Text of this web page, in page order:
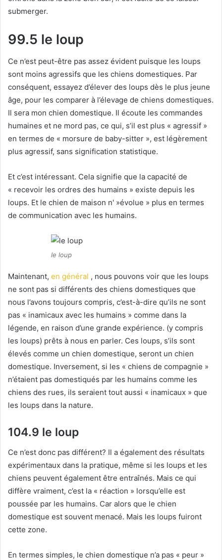
submerger.
99.5 le loup
Ce n’est peut-être pas assez évident puisque les loups
sont moins agressifs que les chiens domestiques. Par
conséquent, essayez d’élever des loups dès le plus jeune
âge, pour les comparer à l’élevage de chiens domestiques.
Il sera mon chien domestique. Il écoute les commandes
humaines et ne mord pas, ce qui, s’il est plus « agressif »
en termes de « morsure de baby-sitter », est légèrement
plus agressif, sans signification statistique.
Et c’est intéressant. Cela signifie que la capacité de
« recevoir les ordres des humains » existe depuis les
loups. Et le chien de maison n' »évolue » plus en termes
de communication avec les humains.
le loup
Maintenant, en général , nous pouvons voir que les loups
ne sont pas si différents des chiens domestiques que
nous l’avons toujours compris, c’est-à-dire qu’ils ne sont
pas « inamicaux avec les humains » comme dans la
légende, en raison d’une grande expérience. (y compris
les loups) prêts à nous en parler. Ces loups, s’ils sont
élevés comme un chien domestique, seront un chien
domestique. Inversement, si les « chiens de compagnie »
n’étaient pas domestiqués par les humains comme les
chiens des rues, ils seraient tout aussi « inamicaux » que
les loups dans la nature.
104.9 le loup
Ce n’est donc pas différent? Il a également des résultats
expérimentaux dans la pratique, même si les loups et les
chiens peuvent également être entraînés. Mais ce qui
diffère vraiment, c’est la « réaction » lorsqu’elle est
poussée par les humains. Car alors que le chien
domestique est souvent menacé. Mais les loups fuiront
cette zone.
En termes simples, le chien domestique n’a pas « peur »